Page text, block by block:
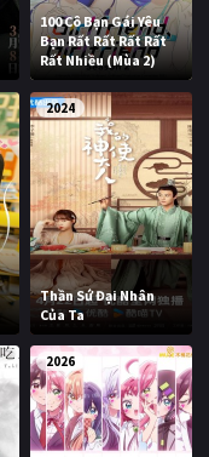
100 Cô Bạn Gái Yêu
Bạn Rất Rất Rất Rất
Rất Nhiều (Mùa 2)
2024
Thần Sứ Đại Nhân
Của Ta
2026